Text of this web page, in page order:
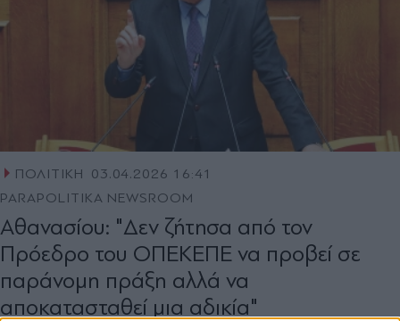
ΠΟΛΙΤΙΚΗ
03.04.2026 16:41
PARAPOLITIKA NEWSROOM
Αθανασίου: "Δεν ζήτησα από τον
Πρόεδρο του ΟΠΕΚΕΠΕ να προβεί σε
παράνομη πράξη αλλά να
αποκατασταθεί μια αδικία"